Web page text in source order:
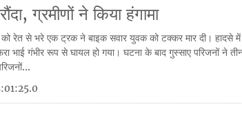
ग्रमीणों ने किया हंगामा
को रेत से भरे एक ट्रक ने बाइक सवार युवक को टक्कर मार दी। हादसे
भाई गंभीर रूप से घायल हो गया। घटना के बाद गुस्साए परिजनों ने